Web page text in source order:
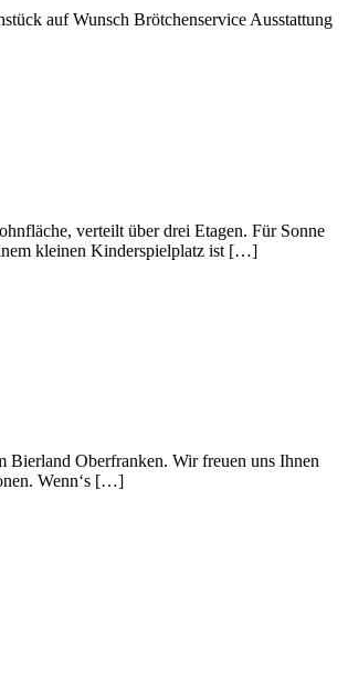
auf Wunsch Bröt­chen­ser­vice Ausstat­tung
verteilt über drei Etagen. Für Sonne
kleinen Kinder­spiel­platz ist […]
Bier­land Ober­franken. Wir freuen uns Ihnen
Wenn‘s […]